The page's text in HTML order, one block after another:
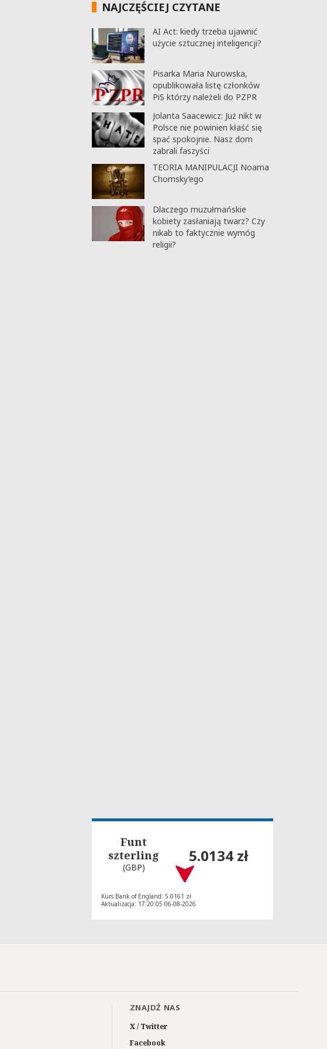
NAJCZĘŚCIEJ CZYTANE
AI Act: kiedy trzeba ujawnić
użycie sztucznej inteligencji?
Pisarka Maria Nurowska,
opublikowała listę członków
PiS którzy należeli do PZPR
Jolanta Saacewicz: Już nikt w
Polsce nie powinien kłaść się
spać spokojnie. Nasz dom
zabrali faszyści
TEORIA MANIPULACJI Noama
Chomsky’ego
Dlaczego muzułmańskie
kobiety zasłaniają twarz? Czy
nikab to faktycznie wymóg
religii?
Funt
szterling
(GBP)
5.0134 zł
Kurs Bank of England: 5.0161 zł
Aktualizacja: 17:20:05 06-08-2026
ZNAJDŹ NAS
X / Twitter
Facebook